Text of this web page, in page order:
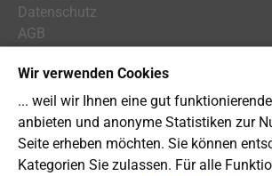
Datenschutz
AGB
English
Wir verwenden Cookies
... weil wir Ihnen eine gut
anbieten und anonyme Statistiken zur
Seite erheben möchten. Sie können
Kategorien Sie zulassen. Für alle